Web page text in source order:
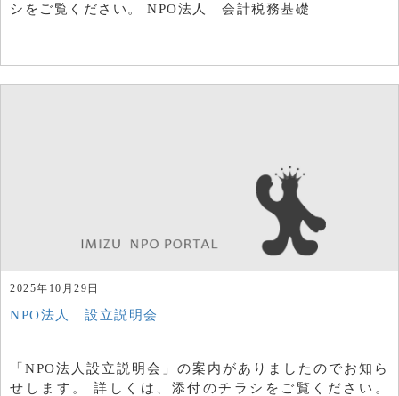
シをご覧ください。 NPO法人 会計税務基礎
2025年10月29日
NPO法人 設立説明会
「NPO法人設立説明会」の案内がありましたのでお知ら
せします。 詳しくは、添付のチラシをご覧ください。